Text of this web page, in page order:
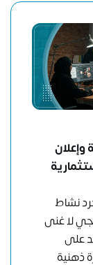
نشاط
لا غنى
على
ذهنية